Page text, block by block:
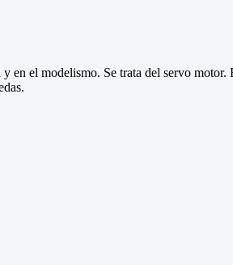
el modelismo. Se trata del servo